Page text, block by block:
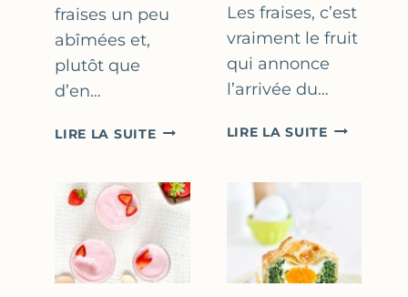
fraises un peu
abîmées et,
plutôt que
d’en…
LIRE LA SUITEGÂTEAU
FRAISES
Les fraises, c’est
vraiment le fruit
qui annonce
l’arrivée du…
LIRE LA SUITEDESSERTS
DES
MÈRES